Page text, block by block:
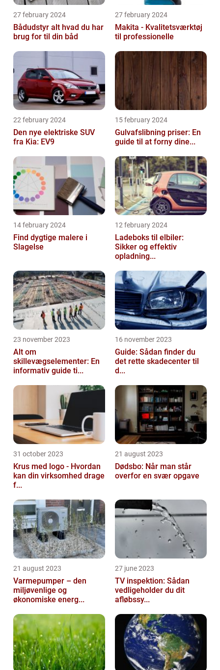
27 february 2024
Bådudstyr alt hvad du har
brug for til din båd
27 february 2024
Makita - Kvalitetsværktøj
til professionelle
22 february 2024
Den nye elektriske SUV
fra Kia: EV9
15 february 2024
Gulvafslibning priser: En
guide til at forny dine...
14 february 2024
Find dygtige malere i
Slagelse
12 february 2024
Ladeboks til elbiler:
Sikker og effektiv
opladning...
23 november 2023
Alt om
skillevægselementer: En
informativ guide ti...
16 november 2023
Guide: Sådan finder du
det rette skadecenter til
d...
31 october 2023
Krus med logo - Hvordan
kan din virksomhed drage
f...
21 august 2023
Dødsbo: Når man står
overfor en svær opgave
21 august 2023
Varmepumper – den
miljøvenlige og
økonomiske energ...
27 june 2023
TV inspektion: Sådan
vedligeholder du dit
afløbssy...